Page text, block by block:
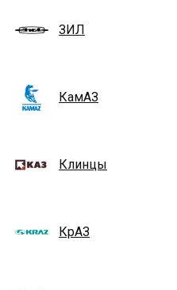
ЗИЛ
КамАЗ
Клинцы
КрАЗ